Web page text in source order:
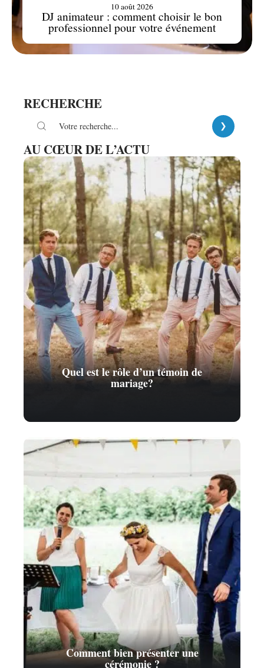
DJ animateur : comment choisir le bon
professionnel pour votre événement
10 août 2026
RECHERCHE
AU CŒUR DE L’ACTU
Quel est le rôle d’un témoin de
mariage?
Comment bien présenter une
cérémonie ?